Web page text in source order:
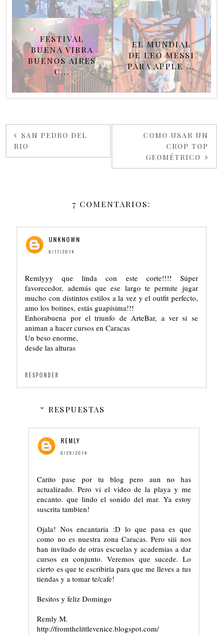
FESTIVAL
BUENA VIBRA
BUENOS AIRES
C...
EL MUNDIAL
DE LEO MESSI
PARA APPLE ...
SAN PEDRO DEL
RIO
COMO USAR UN
CROP TOP
GEOMÉTRICO
7 COMENTARIOS:
UNKNOWN
6/17/2014
Remlyyy que linda con este corte!!!! Súper
favorecedor, además que ese largo te permite jugar
mucho con distintos estilos a la vez y el outfit perfecto,
amo los botines, estás guapísima!!!
Enhorabuena por el triunfo de ArteBar, a ver si se
animan a hacer cursos en Caracas
Un beso enorme,
desde las alturas
RESPONDER
RESPUESTAS
REMLY
6/29/2014
Carito pase por tu blog pero aun no has
actualizado. Pero vi el video de la playa y me
encanto. que lindo el sonido del mar. Ya estoy
suscrita tambien!
Ojala! Nos encantaria :D lo que pasa es que
como no es nuestra zona Caracas. Pero siii nos
han invitado de otras escuelas y academias a dar
cursos en conjunto. Veremos que sucede. Lo
cierto es que te escribiria para que me lleves a tus
tiendas y a tomar te/cafe!
Besitos y feliz Domingo
Remly M.
http://fromthelittlevenice.blogspot.com/